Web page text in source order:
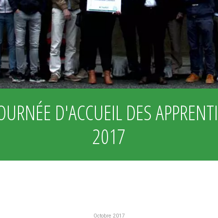
D'ACCUEIL DES
2017
Octobre 2017